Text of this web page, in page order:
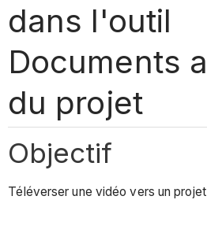
dans l'outil
Documents
du projet
Objectif
Téléverser une vidéo vers un